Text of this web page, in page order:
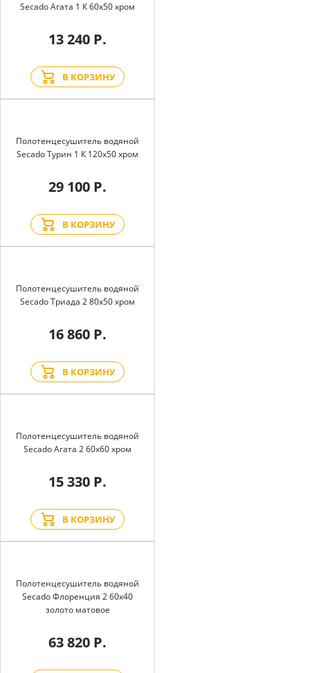
Secado Агата 1 К 60x50 хром
13 240 Р.
В КОРЗИНУ
Полотенцесушитель водяной
Secado Турин 1 К 120x50 хром
29 100 Р.
В КОРЗИНУ
Полотенцесушитель водяной
Secado Триада 2 80x50 хром
16 860 Р.
В КОРЗИНУ
Полотенцесушитель водяной
Secado Агата 2 60x60 хром
15 330 Р.
В КОРЗИНУ
Полотенцесушитель водяной
Secado Флоренция 2 60x40
золото матовое
63 820 Р.